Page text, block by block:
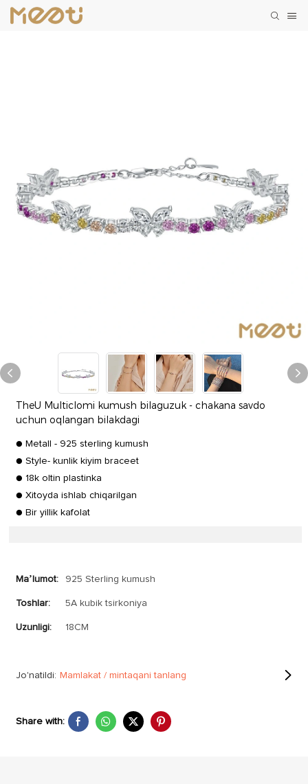
TheU Multiclomi kumush bilaguzuk - chakana savdo
uchun oqlangan bilakdagi
● Metall - 925 sterling kumush
● Style- kunlik kiyim braceet
● 18k oltin plastinka
● Xitoyda ishlab chiqarilgan
● Bir yillik kafolat
Maʼlumot: 925 Sterling kumush
Toshlar: 5A kubik tsirkoniya
Uzunligi: 18CM
Jo'natildi: Mamlakat / mintaqani tanlang
Share with: